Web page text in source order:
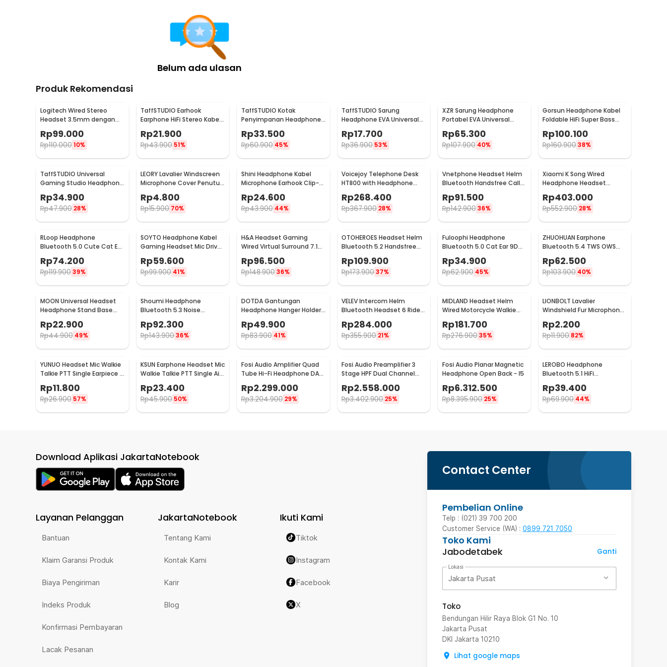
Belum ada ulasan
Produk Rekomendasi
Logitech Wired Stereo
Headset 3.5mm dengan
Rp99.000
Rp110.000 10%
TaffSTUDIO Earhook
Earphone HiFi Stereo Kabel
MDR-Q940
Rp21.900
Rp43.900 51%
TaffSTUDIO Kotak
Penyimpanan Headphone
Hard Shell Waterproof Case
- PH-HE1
Rp33.500
Rp60.900 45%
TaffSTUDIO Sarung
Headphone EVA Universal
19x14x8cm - RV77
Rp17.700
Rp36.900 53%
XZR Sarung Headphone
Portabel EVA Universal
Carrying Case - XZ24
Rp65.300
Rp107.900 40%
Gorsun Headphone Kabel
Foldable HiFi Super Bass
GS-778
Rp100.100
Rp160.90038%
TaffSTUDIO Universal
Gaming Studio Headphone
Stand Hanger Bracket - NB-
Z3
Rp34.900
Rp47.900 28%
LEORY Lavalier Windscreen
Microphone Cover Penutup
Busa Mikrofon - LE1
Rp4.800
Rp15.900 70%
Shini Headphone Kabel
Microphone Earhook Clip-
on Sporty Jack 3.5mm -
SN360
Rp24.600
Rp43.900 44%
Voicejoy Telephone Desk
HT800 with Headphone
Call Center VH500
Rp268.400
Rp367.900 28%
Vnetphone Headset Helm
Bluetooth Handsfree Call
Rp91.500
Rp142.900 36%
Xiaomi K Song Wired
Headphone Headset
Karaoke with Mic
Rp403.000
Rp552.900 28%
RLoop Headphone
Bluetooth 5.0 Cute Cat Ear
LX-B39A
Rp74.200
Rp119.900 39%
SOYTO Headphone Kabel
Gaming Headset Mic Driver
40mm Jack 3.5mm -
GM003
Rp59.600
Rp99.900 41%
H&A Headset Gaming
Wired Virtual Surround 7.1
RGB USB 2 Jack 3.5 mm -
G58
Rp96.500
Rp148.900 36%
OTOHEROES Headset Helm
Bluetooth 5.2 Handsfree
BT-12
Rp109.900
Rp173.90037%
Fuloophi Headphone
Bluetooth 5.0 Cat Ear 9D
Sound Foldable 150mAh -
P47M
Rp34.900
Rp62.900 45%
ZHUOHUAN Earphone
Bluetooth 5.4 TWS OWS
Open Ear Clip HiFi Surround
- JS352
Rp62.500
Rp103.900 40%
MOON Universal Headset
Headphone Stand Base
Rp22.900
Rp44.900 49%
Shoumi Headphone
Bluetooth 5.3 Noise
Reduction Foldable
400mAh - DR-03
Rp92.300
Rp143.90036%
DOTDA Gantungan
Headphone Hanger Holder
Type C - DT5
Rp49.900
Rp83.900 41%
VELEV Intercom Helm
Bluetooth Headset 6 Riders
Call IPX6 1000mAh - D2-6X
Rp284.000
Rp355.900 21%
MIDLAND Headset Helm
Wired Motorcycle Walkie
Talkie 2 Pin ANC - MD2
Rp181.700
Rp276.900 35%
LIONBOLT Lavalier
Windshield Fur Microphone
Rp2.200
Rp11.900 82%
YUNUO Headset Mic Walkie
Talkie PTT Single Earpiece 2
Pin Baofeng - ABX0
Rp11.800
Rp26.900 57%
KSUN Earphone Headset Mic
Walkie Talkie PTT Single Air
Duct 1 Pin - K15
Rp23.400
Rp45.900 50%
Fosi Audio Amplifier Quad
Tube Hi-Fi Headphone DAC
Rp2.299.000
Rp3.204.900 29%
Fosi Audio Preamplifier 3
Stage HPF Dual Channel
Preamp with Remote - ZP3
Rp2.558.000
Rp3.402.900 25%
Fosi Audio Planar Magnetic
Headphone Open Back - I5
Rp6.312.500
Rp8.395.900 25%
LEROBO Headphone
Bluetooth 5.1 HiFi
Subwoofer Noise Reduction
150mAh - P9
Rp39.400
Rp69.900 44%
Contact Center
Pembelian Online
Telp : (021) 39 700 200
Customer Service (WA) : 0899 721 7050
Toko Kami
Jabodetabek
Ganti
Lokasi
Jakarta Pusat
Toko
Bendungan Hilir Raya Blok G1 No. 10
Jakarta Pusat
DKI Jakarta 10210
Lihat google maps
Download Aplikasi JakartaNotebook
Layanan Pelanggan
Bantuan
Klaim Garansi Produk
Biaya Pengiriman
Indeks Produk
Konfirmasi Pembayaran
Lacak Pesanan
JakartaNotebook
Tentang Kami
Kontak Kami
Karir
Blog
Ikuti Kami
Tiktok
Instagram
Facebook
X